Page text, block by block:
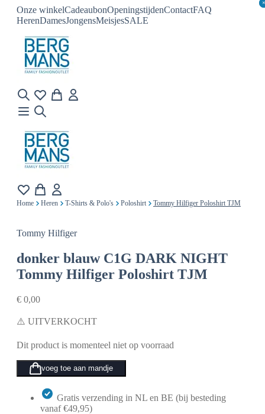
Onze winkelCadeaubonOpeningstijdenContactFAQ
HerenDamesJongensMeisjesSALE
×
×
Home Heren T-Shirts & Polo's Poloshirt Tommy Hilfiger Poloshirt TJM
Tommy Hilfiger
donker blauw C1G DARK NIGHT
Tommy Hilfiger Poloshirt TJM
€ 0,00
⚠️ UITVERKOCHT
Dit product is momenteel niet op voorraad
voeg toe aan mandje
Gratis verzending in NL en BE (bij besteding
vanaf €49,95)